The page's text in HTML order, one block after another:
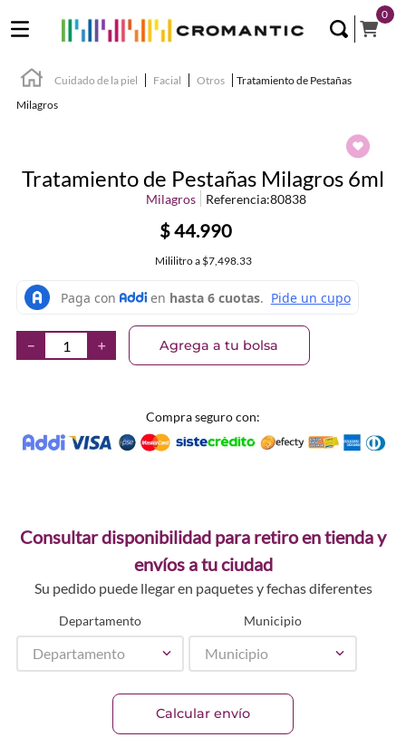
0
Cuidado de la piel Facial Otros
Tratamiento de Pestañas
Milagros
Tratamiento de Pestañas Milagros 6ml
Milagros Referencia:80838
$44.990
Mililitroa $7,498.33
＋
－ Agrega a tu bolsa
Compra seguro con:
Consultar disponibilidad para retiro en tienda y
envíos a tu ciudad
Su pedido puede llegar en paquetes y fechas diferentes
Departamento
Departamento
Municipio
Municipio
Calcular envío